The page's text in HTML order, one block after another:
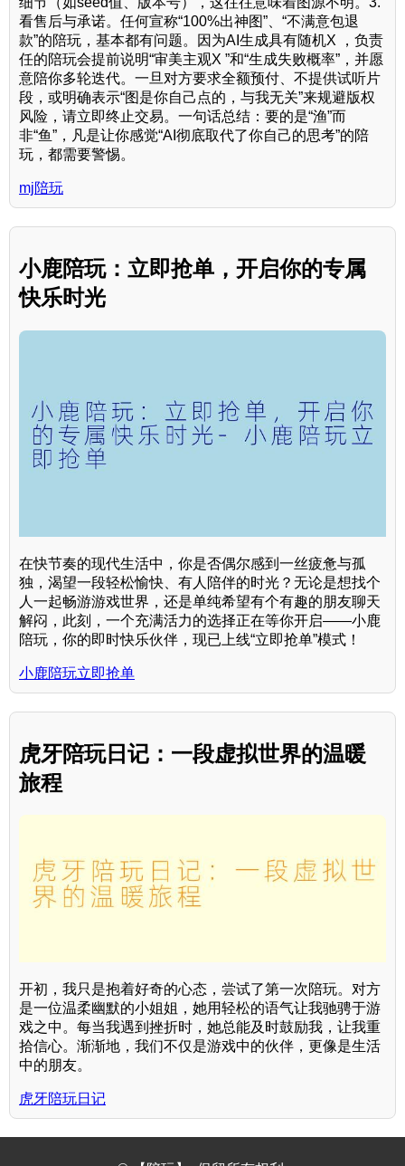
看售后与承诺。任何宣称“100%出神图”、“不满意包退
款”的陪玩，基本都有问题。因为AI生成具有随机X ，负责
任的陪玩会提前说明“审美主观X ”和“生成失败概率”，并愿
意陪你多轮迭代。一旦对方要求全额预付、不提供试听片
段，或明确表示“图是你自己点的，与我无关”来规避版权
风险，请立即终止交易。一句话总结：要的是“渔”而
非“鱼”，凡是让你感觉“AI彻底取代了你自己的思考”的陪
玩，都需要警惕。
mj陪玩
小鹿陪玩：立即抢单，开启你的专属
快乐时光
在快节奏的现代生活中，你是否偶尔感到一丝疲惫与孤
独，渴望一段轻松愉快、有人陪伴的时光？无论是想找个
人一起畅游游戏世界，还是单纯希望有个有趣的朋友聊天
解闷，此刻，一个充满活力的选择正在等你开启——小鹿
陪玩，你的即时快乐伙伴，现已上线“立即抢单”模式！
小鹿陪玩立即抢单
虎牙陪玩日记：一段虚拟世界的温暖
旅程
开初，我只是抱着好奇的心态，尝试了第一次陪玩。对方
是一位温柔幽默的小姐姐，她用轻松的语气让我驰骋于游
戏之中。每当我遇到挫折时，她总能及时鼓励我，让我重
拾信心。渐渐地，我们不仅是游戏中的伙伴，更像是生活
中的朋友。
虎牙陪玩日记